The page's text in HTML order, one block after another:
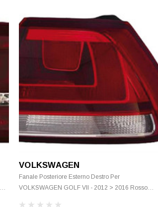
VOLKSWAGEN
Fanale Posteriore Esterno Destro Per
VOLKSWAGEN GOLF VII - 2012 > 2016 Rosso